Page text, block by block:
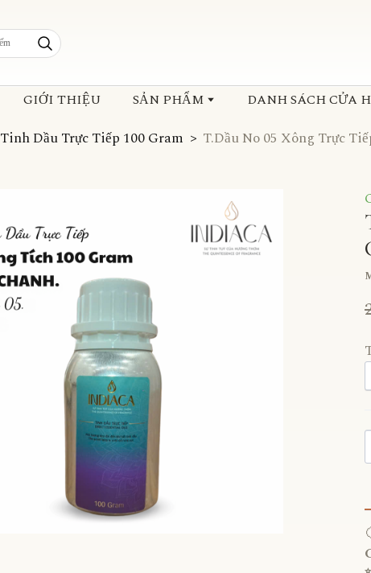
GIỚI THIỆU SẢN PHẨM DANH SÁCH CỬA
Tinh Dầu Trực Tiếp 100 Gram T.Dầu No 05 Xông Trực